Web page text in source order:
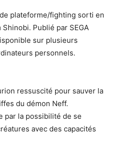
plateforme/fighting sorti en
Publié par SEGA
sur plusieurs
personnels.
ressuscité pour sauver la
du démon Neff.
par la possibilité de se
avec des capacités